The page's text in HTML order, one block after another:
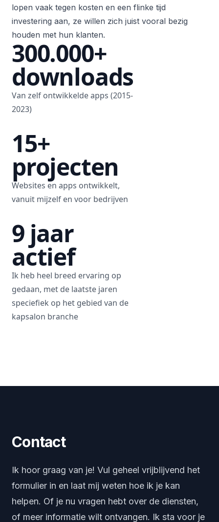
lopen vaak tegen kosten en een flinke tijd
investering aan, ze willen zich juist vooral bezig
houden met hun klanten.
Van zelf ontwikkelde apps (2015-
2023)
300.000+
downloads
Websites en apps ontwikkelt,
vanuit mijzelf en voor bedrijven
15+
projecten
Ik heb heel breed ervaring op
gedaan, met de laatste jaren
speciefiek op het gebied van de
kapsalon branche
9 jaar
actief
Contact
Ik hoor graag van je! Vul geheel vrijblijvend het
formulier in en laat mij weten hoe ik je kan
helpen. Of je nu vragen hebt over de diensten,
of meer informatie wilt ontvangen. Ik sta voor je